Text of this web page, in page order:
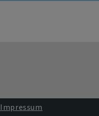
Impressum